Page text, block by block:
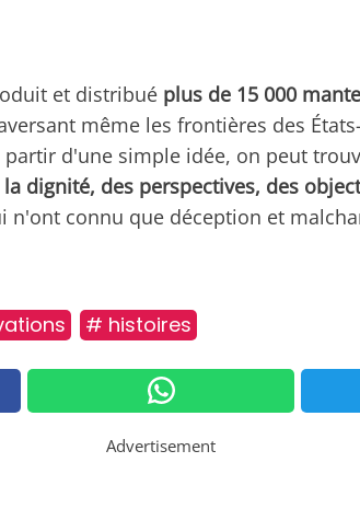
et distribué plus de 15 000
même les frontières des
d'une simple idée, on peut
dignité, des perspectives, des
n'ont connu que déception et
# histoires
Advertisement